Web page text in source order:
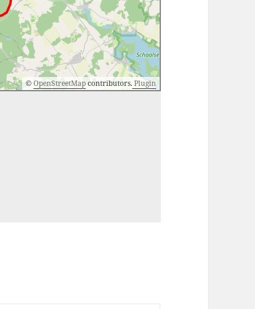
©OpenStreetMapcontributors.Plugin